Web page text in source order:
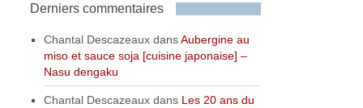
Derniers commentaires
Chantal Descazeaux dansAubergine au
miso et sauce soja [cuisine japonaise] –
Nasu dengaku
Chantal Descazeaux dans Les 20 ans du